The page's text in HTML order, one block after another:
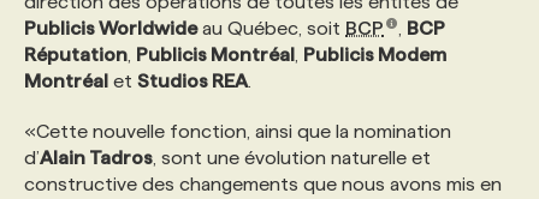
NOS AUTEUR‧RICES
POURQUOI CHOISIR NOS FORMATIONS
PROGRAMMES DE SUBVENTIONS
FAQ
Publicis Worldwideau Québec, soit BCP
BCP
Réputation Publicis Montréal Publicis Modem
Montréal et Studios REA
«Cette nouvelle fonction, ainsi que la nomination
d’Alain Tadros , sont une évolution naturelle et
constructive des changements que nous avons mis en